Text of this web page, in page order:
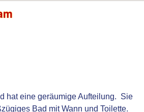
hat eine geräumige Aufteilung. Sie
Bad mit Wann und Toilette.